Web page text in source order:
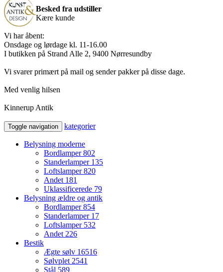
Besked fra udstiller
Kære kunde
Vi har åbent:
Onsdage og lørdage kl. 11-16.00
I butikken på Strand Alle 2, 9400 Nørresundby
Vi svarer primært på mail og sender pakker på disse dage.
Med venlig hilsen
Kinnerup Antik
Toggle navigation kategorier
Belysning moderne
Bordlamper802
Standerlamper 135
Loftslamper820
Andet 181
Uklassificerede 79
Belysning ældre og antik
Bordlamper854
Standerlamper 17
Loftslamper 532
Andet226
Bestik
Ægte sølv 16516
Sølvplet2541
Stål 589